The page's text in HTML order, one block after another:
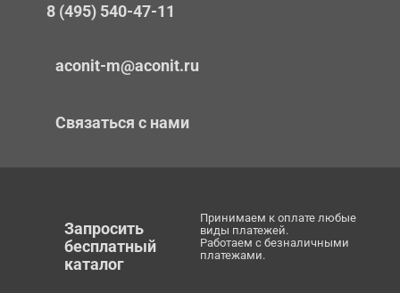
8 (495) 540-47-11
aconit-m@aconit.ru
Связаться с нами
Запросить
бесплатный
каталог
Принимаем к оплате любые
виды платежей.
Работаем с безналичными
платежами.